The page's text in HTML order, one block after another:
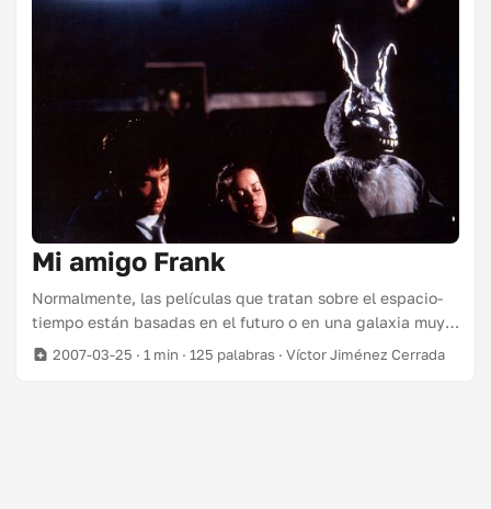
Quien quiera más info: wikipedia:Camino_(película).
Mi amigo Frank
Normalmente, las películas que tratan sobre el espacio-
tiempo están basadas en el futuro o en una galaxia muy
muy lejana, y los protagonistas son los típicos héroes de
2007-03-25 · 1 min · 125 palabras · Víctor Jiménez Cerrada